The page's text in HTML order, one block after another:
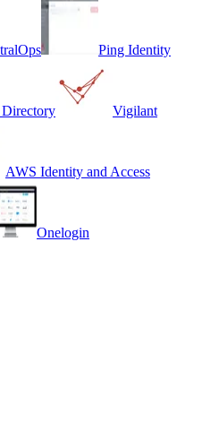
Ping Identity
Vigilant
AWS Identity and Access
Onelogin